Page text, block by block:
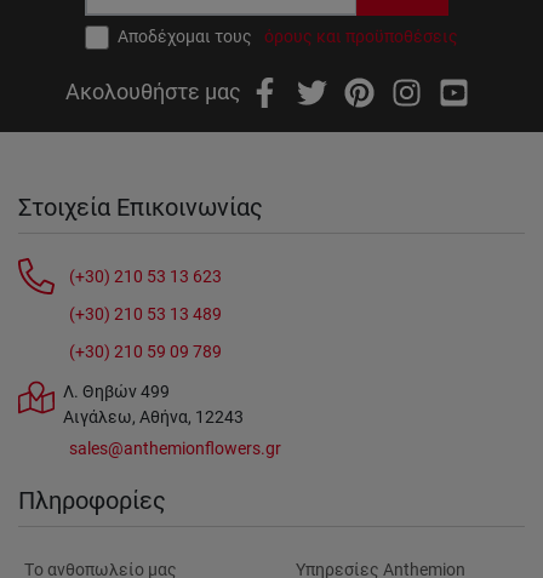
Αποδέχομαι τους όρους και προϋποθέσεις
Ακολουθήστε μας
Στοιχεία Επικοινωνίας
(+30) 210 53 13 623
(+30) 210 53 13 489
(+30) 210 59 09 789
Λ. Θηβών 499
Αιγάλεω, Αθήνα, 12243
sales@anthemionflowers.gr
Πληροφορίες
Tο ανθοπωλείο μας
Υπηρεσίες Anthemion